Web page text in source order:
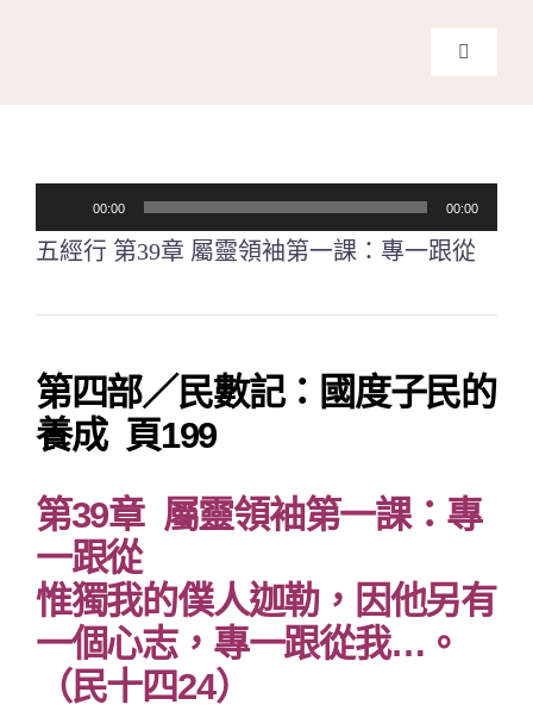
訊
放
00:00 00:00
五經行 第39章 屬靈領袖第一課：專一跟從
第四部／民數記：國度子民的
養成 頁199
第39章 屬靈領袖第一課：專
一跟從
惟獨我的僕人迦勒，因他另有
一個心志，專一跟從我…。
（民十四24）